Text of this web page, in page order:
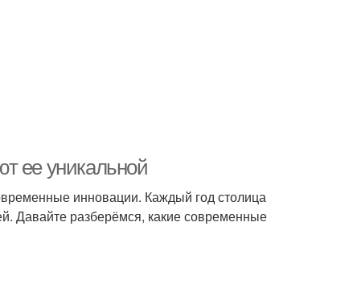
ее уникальной
инновации. Каждый год столица
Давайте разберёмся, какие современные